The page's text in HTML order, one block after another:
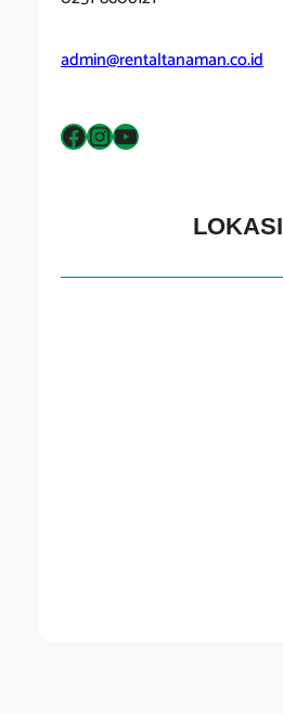
admin@rentaltanaman.co.id
Facebook InstagramYouTube
LOKASI